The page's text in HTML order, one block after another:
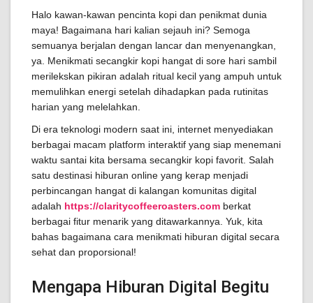
Halo kawan-kawan pencinta kopi dan penikmat dunia
maya! Bagaimana hari kalian sejauh ini? Semoga
semuanya berjalan dengan lancar dan menyenangkan,
ya. Menikmati secangkir kopi hangat di sore hari sambil
merilekskan pikiran adalah ritual kecil yang ampuh untuk
memulihkan energi setelah dihadapkan pada rutinitas
harian yang melelahkan.
Di era teknologi modern saat ini, internet menyediakan
berbagai macam platform interaktif yang siap menemani
waktu santai kita bersama secangkir kopi favorit. Salah
satu destinasi hiburan online yang kerap menjadi
perbincangan hangat di kalangan komunitas digital
adalah https://claritycoffeeroasters.com berkat
berbagai fitur menarik yang ditawarkannya. Yuk, kita
bahas bagaimana cara menikmati hiburan digital secara
sehat dan proporsional!
Mengapa Hiburan Digital Begitu